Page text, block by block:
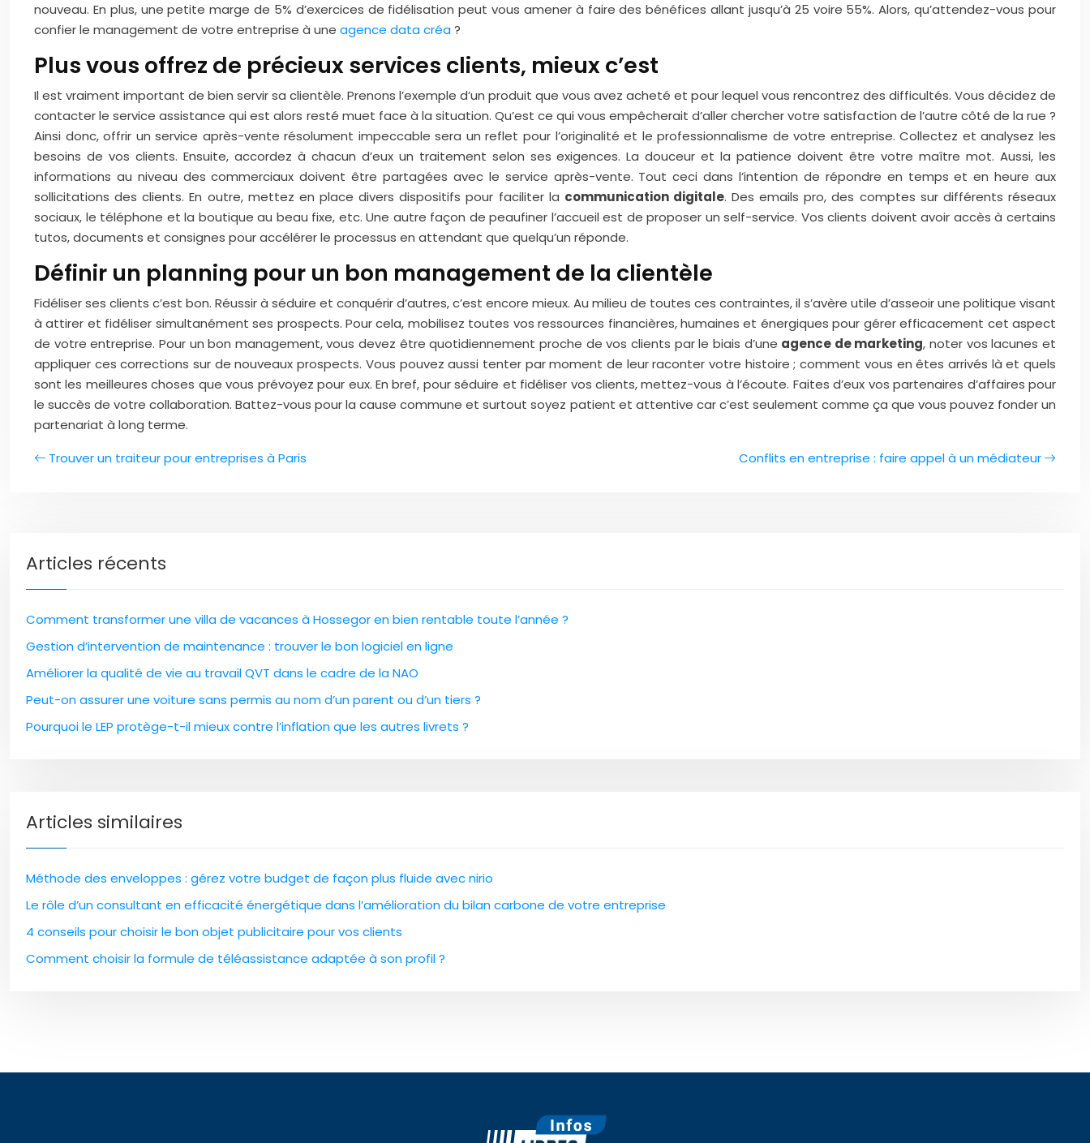
nouveau. En plus, une petite marge de 5% d’exercices de fidélisation peut vous amener à faire des bénéfices allant jusqu’à 25 voire 55%. Alors, qu’attendez-vous pour
confier le management de votre entreprise à une agence data créa?
Plus vous offrez de précieux services clients, mieux c’est
Il est vraiment important de bien servir sa clientèle. Prenons l’exemple d’un produit que vous avez acheté et pour lequel vous rencontrez des difficultés. Vous décidez de
contacter le service assistance qui est alors resté muet face à la situation. Qu’est ce qui vous empêcherait d’aller chercher votre satisfaction de l’autre côté de la rue ?
Ainsi donc, offrir un service après-vente résolument impeccable sera un reflet pour l’originalité et le professionnalisme de votre entreprise. Collectez et analysez les
besoins de vos clients. Ensuite, accordez à chacun d’eux un traitement selon ses exigences. La douceur et la patience doivent être votre maître mot. Aussi, les
informations au niveau des commerciaux doivent être partagées avec le service après-vente. Tout ceci dans l’intention de répondre en temps et en heure aux
sollicitations des clients. En outre, mettez en place divers dispositifs pour faciliter la communication digitale. Des emails pro, des comptes sur différents réseaux
sociaux, le téléphone et la boutique au beau fixe, etc. Une autre façon de peaufiner l’accueil est de proposer un self-service. Vos clients doivent avoir accès à certains
tutos, documents et consignes pour accélérer le processus en attendant que quelqu’un réponde.
Définir un planning pour un bon management de la clientèle
Fidéliser ses clients c’est bon. Réussir à séduire et conquérir d’autres, c’est encore mieux. Au milieu de toutes ces contraintes, il s’avère utile d’asseoir une politique visant
à attirer et fidéliser simultanément ses prospects. Pour cela, mobilisez toutes vos ressources financières, humaines et énergiques pour gérer efficacement cet aspect
de votre entreprise. Pour un bon management, vous devez être quotidiennement proche de vos clients par le biais d’une agence de marketing, noter vos lacunes et
appliquer ces corrections sur de nouveaux prospects. Vous pouvez aussi tenter par moment de leur raconter votre histoire ; comment vous en êtes arrivés là et quels
sont les meilleures choses que vous prévoyez pour eux. En bref, pour séduire et fidéliser vos clients, mettez-vous à l’écoute. Faites d’eux vos partenaires d’affaires pour
le succès de votre collaboration. Battez-vous pour la cause commune et surtout soyez patient et attentive car c’est seulement comme ça que vous pouvez fonder un
partenariat à long terme.
Trouver un traiteur pour entreprises à Paris
Conflits en entreprise : faire appel à un médiateur
Articles récents
Comment transformer une villa de vacances à Hossegor en bien rentable toute l’année ?
Gestion d’intervention de maintenance : trouver le bon logiciel en ligne
Améliorer la qualité de vie au travail QVT dans le cadre de la NAO
Peut-on assurer une voiture sans permis au nom d’un parent ou d’un tiers ?
Pourquoi le LEP protège-t-il mieux contre l’inflation que les autres livrets ?
Articles similaires
Méthode des enveloppes : gérez votre budget de façon plus fluide avec nirio
Le rôle d’un consultant en efficacité énergétique dans l’amélioration du bilan carbone de votre entreprise
4 conseils pour choisir le bon objet publicitaire pour vos clients
Comment choisir la formule de téléassistance adaptée à son profil ?